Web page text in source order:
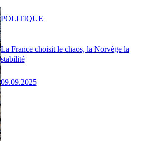
La France choisit le chaos, la Norvège la
stabilité
09.09.2025
POLITIQUE